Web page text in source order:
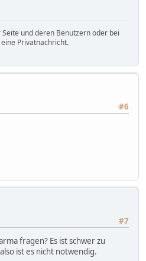
und deren Benutzern oder bei
Privatnachricht.
#6
#7
fragen? Es ist schwer zu
ist es nicht notwendig.